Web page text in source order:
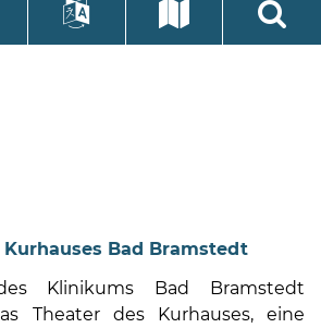
Kurhauses Bad Bramstedt
Klinikums Bad Bramstedt
Theater des Kurhauses, eine